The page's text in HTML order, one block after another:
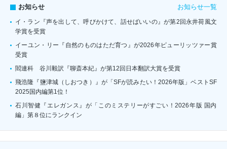
お知らせ お知らせ一覧
イ・ラン『声を出して、呼びかけて、話せばいいの』が第2回永井荷風文
学賞を受賞
イーユン・リー『自然のものはただ育つ』が2026年ピューリッツァー賞
受賞
閻連科 谷川毅訳『聊斎本紀』が第12回日本翻訳大賞を受賞
飛浩隆『鹽津城（しおつき）』が「SFが読みたい！2026年版」ベストSF
2025国内編第1位！
石川智健『エレガンス』が「このミステリーがすごい！2026年版 国内
編」第８位にランクイン